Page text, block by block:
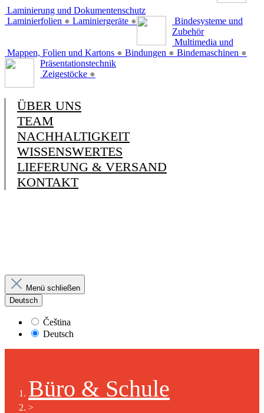
Laminierung und Dokumentenschutz
Laminierfolien ● Laminiergeräte ●
Bindesysteme und
Zubehör
Mappen, Folien und Kartons ● Bindungen ● Bindemaschinen ●
Multimedia und
Präsentationstechnik
Zeigestöcke ●
ÜBER UNS
TEAM
NACHHALTIGKEIT
WISSENSWERTES
LIEFERUNG & VERSAND
KONTAKT
Menü schließen
Deutsch
Čeština
Deutsch
Büro & Schule
>